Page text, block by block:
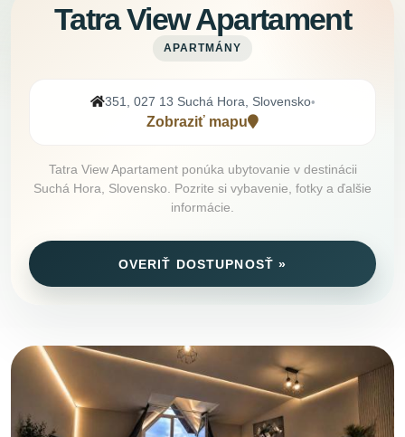
Tatra View Apartament
APARTMÁNY
351, 027 13 Suchá Hora, Slovensko•
Zobraziť mapu
Tatra View Apartament ponúka ubytovanie v destinácii
Suchá Hora, Slovensko. Pozrite si vybavenie, fotky a ďalšie
informácie.
OVERIŤ DOSTUPNOSŤ »